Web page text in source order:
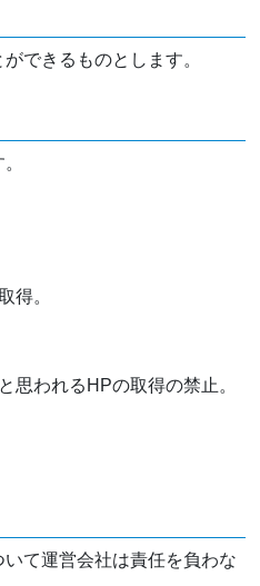
できるものとします。
得。
思われるHPの取得の禁止。
て運営会社は責任を負わな